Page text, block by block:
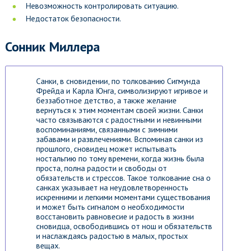
Невозможность контролировать ситуацию.
Недостаток безопасности.
Сонник Миллера
Санки, в сновидении, по толкованию Сигмунда
Фрейда и Карла Юнга, символизируют игривое и
беззаботное детство, а также желание
вернуться к этим моментам своей жизни. Санки
часто связываются с радостными и невинными
воспоминаниями, связанными с зимними
забавами и развлечениями. Вспоминая санки из
прошлого, сновидец может испытывать
ностальгию по тому времени, когда жизнь была
проста, полна радости и свободы от
обязательств и стрессов. Такое толкование сна о
санках указывает на неудовлетворенность
искренними и легкими моментами существования
и может быть сигналом о необходимости
восстановить равновесие и радость в жизни
сновидца, освободившись от нош и обязательств
и наслаждаясь радостью в малых, простых
вещах.